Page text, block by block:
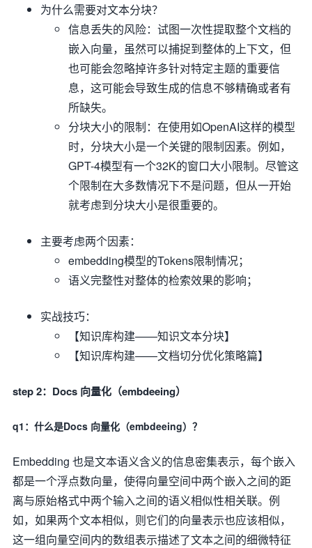
为什么需要对文本分块？
信息丢失的风险：试图一次性提取整个文档的
嵌入向量，虽然可以捕捉到整体的上下文，但
也可能会忽略掉许多针对特定主题的重要信
息，这可能会导致生成的信息不够精确或者有
所缺失。
分块大小的限制：在使用如OpenAI这样的模型
时，分块大小是一个关键的限制因素。例如，
GPT-4模型有一个32K的窗口大小限制。尽管这
个限制在大多数情况下不是问题，但从一开始
就考虑到分块大小是很重要的。
主要考虑两个因素：
embedding模型的Tokens限制情况；
语义完整性对整体的检索效果的影响；
实战技巧：
【知识库构建——知识文本分块】
【知识库构建——文档切分优化策略篇】
step 2：Docs 向量化（embdeeing）
q1：什么是Docs 向量化（embdeeing）？
Embedding 也是文本语义含义的信息密集表示，每个嵌入
都是一个浮点数向量，使得向量空间中两个嵌入之间的距
离与原始格式中两个输入之间的语义相似性相关联。例
如，如果两个文本相似，则它们的向量表示也应该相似，
这一组向量空间内的数组表示描述了文本之间的细微特征